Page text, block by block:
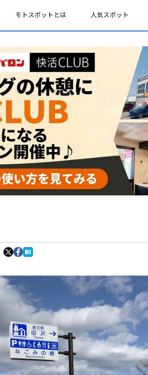
モトスポットとは 人気スポット